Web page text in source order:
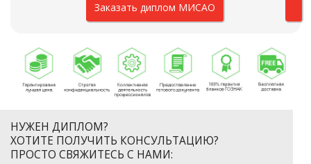
Заказать диплом МИСАО
НУЖЕН ДИПЛОМ?
ХОТИТЕ ПОЛУЧИТЬ КОНСУЛЬТАЦИЮ?
ПРОСТО СВЯЖИТЕСЬ С НАМИ: